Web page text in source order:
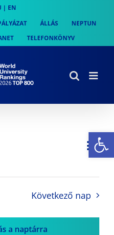
| EN
ÁLLÁS
NEPTUN
TELEFONKÖNYV
Nap
Következő nap
a naptárra